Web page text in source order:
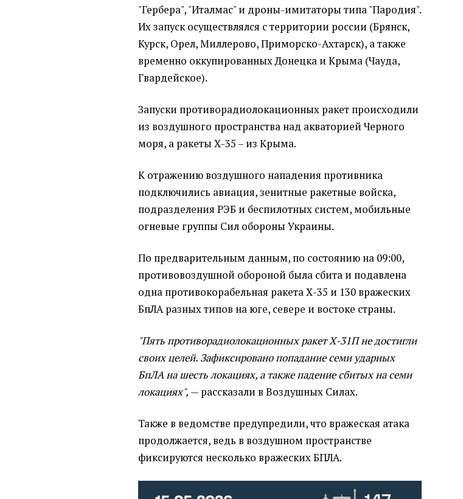
"Гербера", "Италмас" и дроны-имитаторы типа "Пародия".
Их запуск осуществлялся с территории россии (Брянск,
Курск, Орел, Миллерово, Приморско-Ахтарск), а также
временно оккупированных Донецка и Крыма (Чауда,
Гвардейское).
Запуски противорадиолокационных ракет происходили
из воздушного пространства над акваторией Черного
моря, а ракеты Х-35 – из Крыма.
К отражению воздушного нападения противника
подключились авиация, зенитные ракетные войска,
подразделения РЭБ и беспилотных систем, мобильные
огневые группы Сил обороны Украины.
По предварительным данным, по состоянию на 09:00,
противовоздушной обороной была сбита и подавлена
одна противокорабельная ракета Х-35 и 130 вражеских
БпЛА разных типов на юге, севере и востоке страны.
"Пять противорадиолокационных ракет Х-31П не достигли
своих целей. Зафиксировано попадание семи ударных
БпЛА на шесть локациях, а также падение сбитых на семи
локациях", — рассказали в Воздушных Силах.
Также в ведомстве предупредили, что вражеская атака
продолжается, ведь в воздушном пространстве
фиксируются несколько вражеских БПЛА.